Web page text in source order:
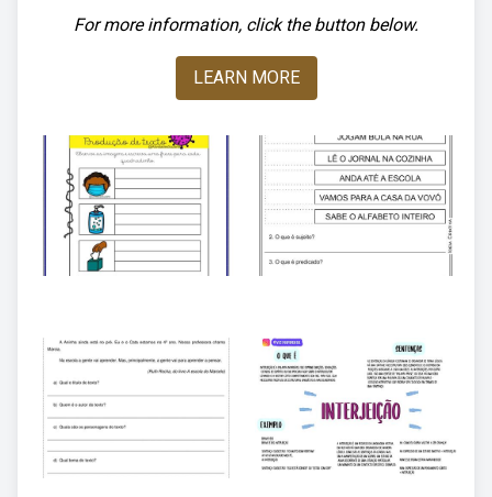
For more information, click the button below.
LEARN MORE